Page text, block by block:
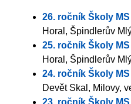
26. ročník Školy MS
Horal, Špindlerův
25. ročník Školy MS
Horal, Špindlerův
24. ročník Školy MS
Devět Skal, Milovy,
23. ročník Školy MS